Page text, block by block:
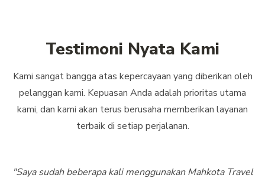
Testimoni Nyata Kami
Kami sangat bangga atas kepercayaan yang diberikan oleh
pelanggan kami. Kepuasan Anda adalah prioritas utama
kami, dan kami akan terus berusaha memberikan layanan
terbaik di setiap perjalanan.
"Saya sudah beberapa kali menggunakan Mahkota Travel